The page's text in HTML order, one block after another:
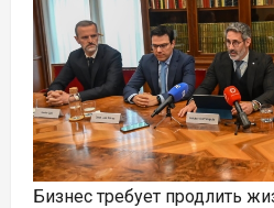
Бизнес требует продлить